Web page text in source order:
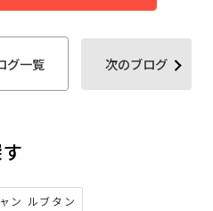
グ一覧 次のブログ
ン ルブタン